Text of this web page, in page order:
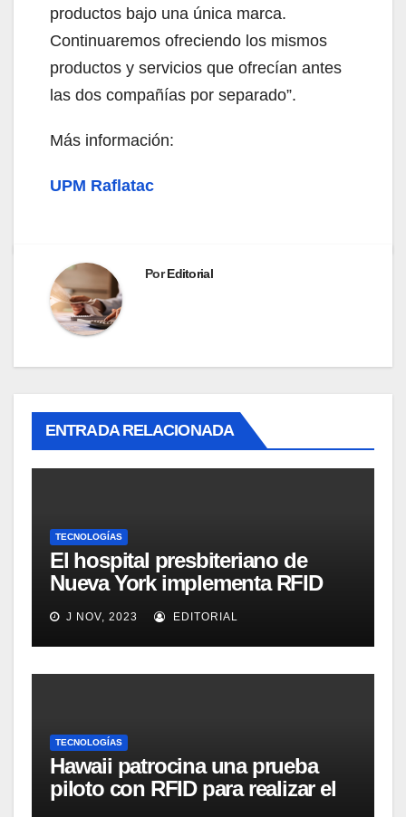
productos bajo una única marca.
Continuaremos ofreciendo los mismos
productos y servicios que ofrecían antes
las dos compañías por separado”.
Más información:
UPM Raflatac
PorEditorial
ENTRADA RELACIONADA
TECNOLOGÍAS
El hospital presbiteriano de
Nueva York implementa RFID
para mejorar el proceso de
inventario de equipamiento
médico
J NOV, 2023 EDITORIAL
TECNOLOGÍAS
Hawaii patrocina una prueba
piloto con RFID para realizar el